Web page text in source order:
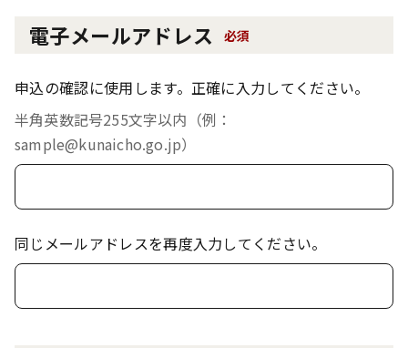
電子メールアドレス 必須
申込の確認に使用します。正確に入力してください。
半角英数記号255文字以内（例：
sample@kunaicho.go.jp）
同じメールアドレスを再度入力してください。